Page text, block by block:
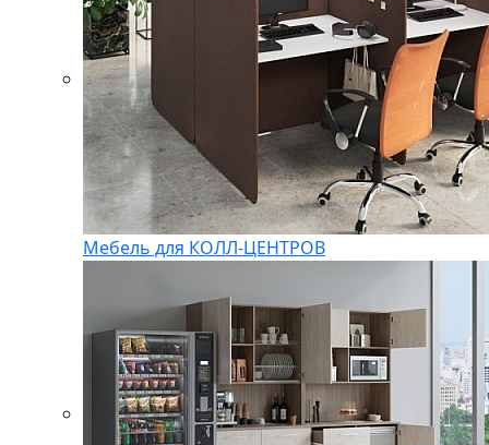
Мебель для КОЛЛ-ЦЕНТРОВ